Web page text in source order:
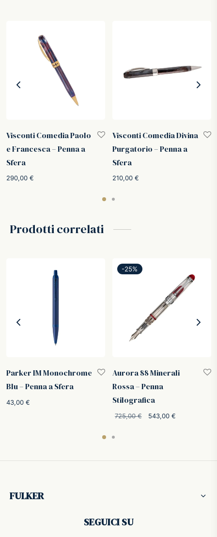
Visconti Comedia Paolo
e Francesca – Penna a
Sfera
290,00 €
Visconti Comedia Divina
Purgatorio – Penna a
Sfera
210,00 €
Prodotti correlati
Parker IM Monochrome
Blu – Penna a Sfera
43,00 €
-25%
Aurora 88 Minerali
Rossa – Penna
Stilografica
725,00€
Il prezzo
543,00 €
FULKER
SEGUICI SU